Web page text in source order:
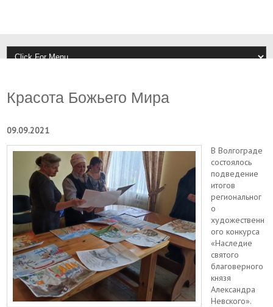
Красота Божьего Мира
09.09.2021
В Волгограде
состоялось
подведение
итогов
региональног
о
художественн
ого конкурса
«Наследие
святого
благоверного
князя
Александра
Невского».